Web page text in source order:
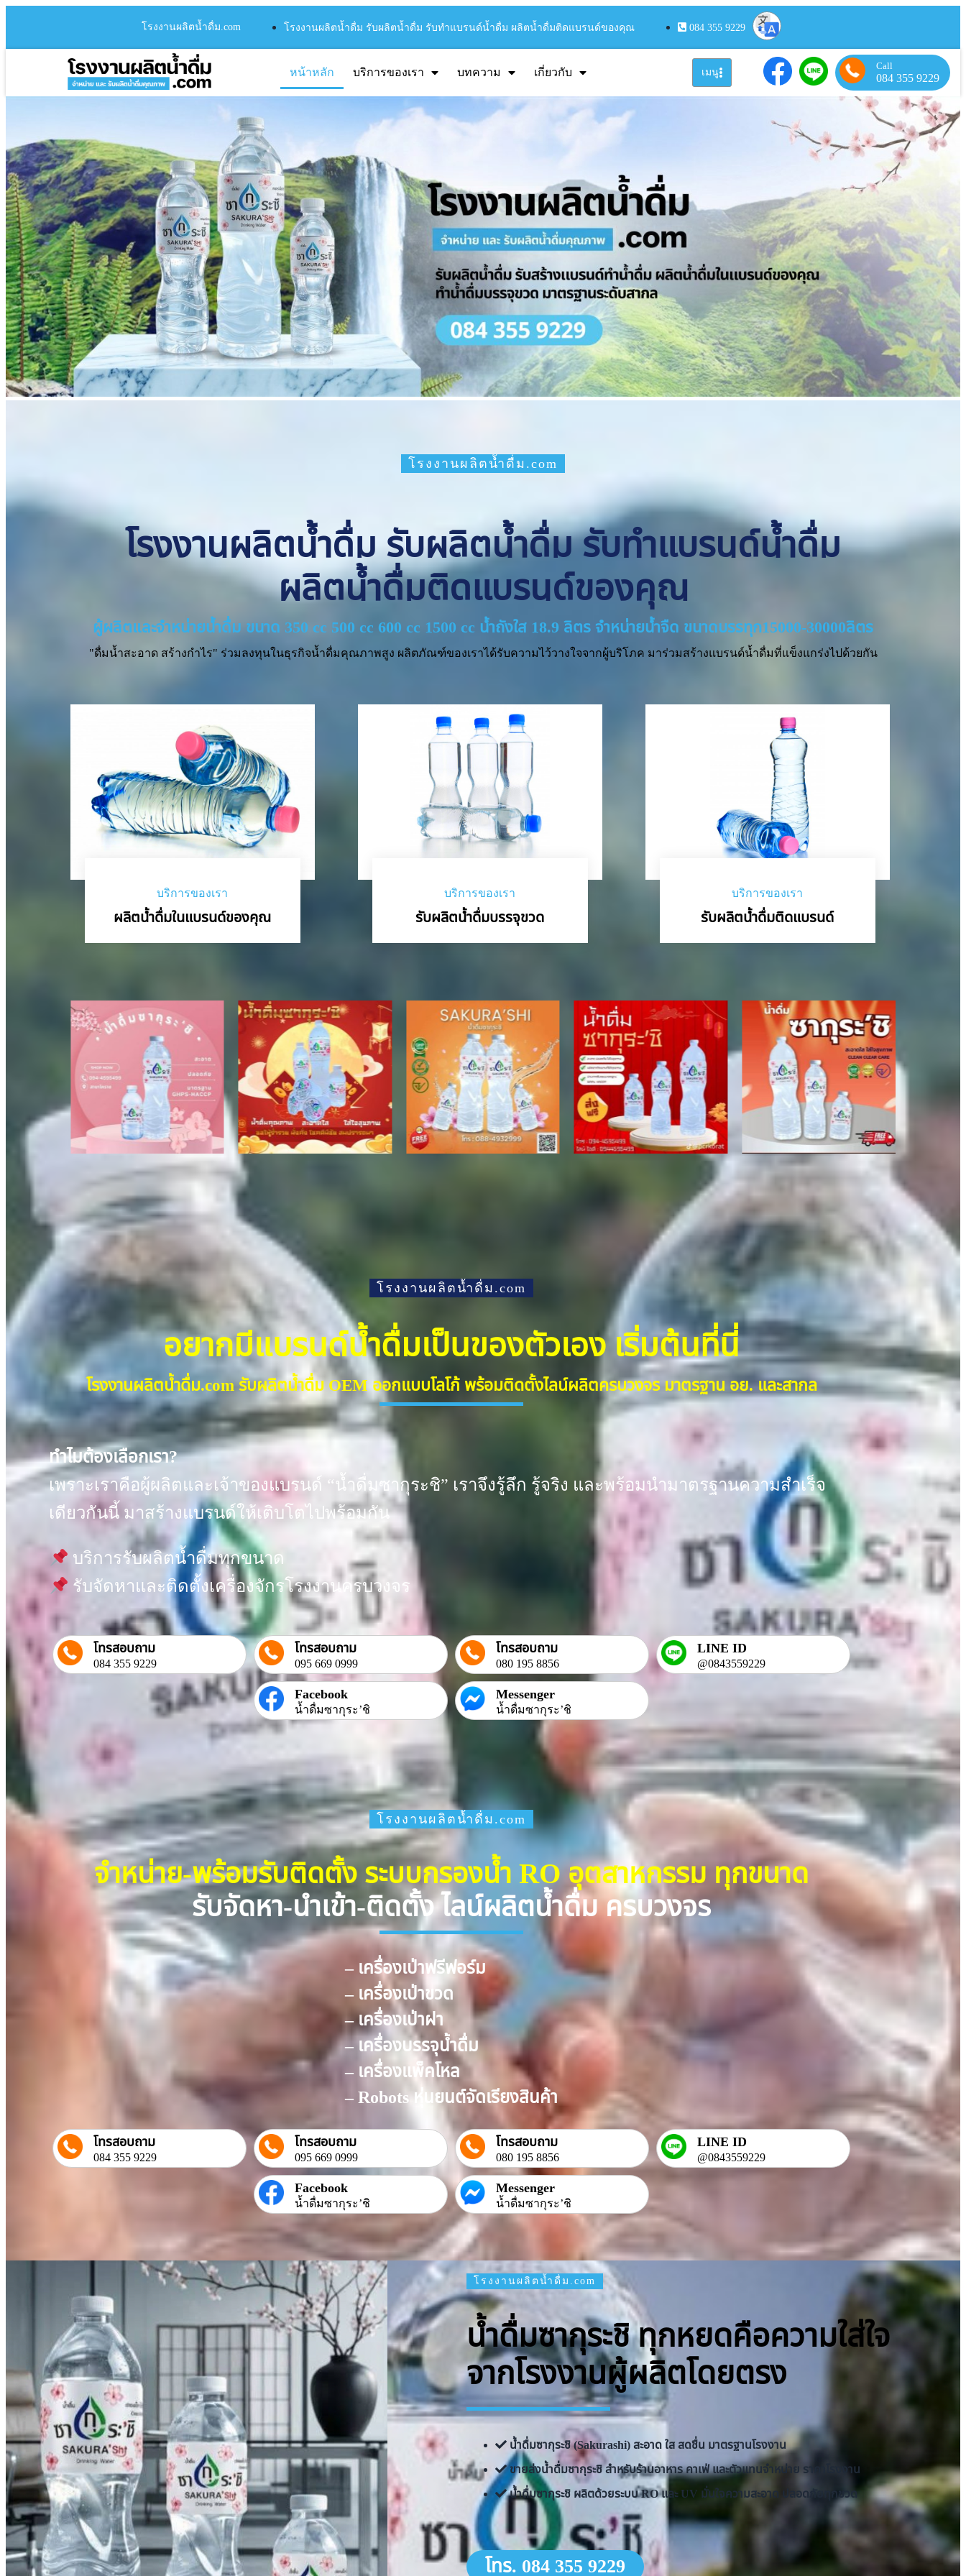
โรงงานผลิตน้ำดื่ม.com โรงงานผลิตน้ำดื่ม รับผลิตน้ำดื่ม รับทำแบรนด์น้ำดื่ม ผลิตน้ำดื่มติดแบรนด์ของคุณ 084 355 9229
หน้าหลัก บริการของเรา บทความ เกี่ยวกับ เมนู
Call
084 355 9229
โรงงานผลิตน้ำดื่ม.com
โรงงานผลิตน้ำดื่ม รับผลิตน้ำดื่ม รับทำแบรนด์น้ำดื่ม
ผลิตน้ำดื่มติดแบรนด์ของคุณ
ผู้ผลิตและจำหน่ายน้ำดื่ม ขนาด 350 cc 500 cc 600 cc 1500 cc น้ำถังใส 18.9 ลิตร จำหน่ายน้ำจืด ขนาดบรรทุก15000-30000ลิตร
"ดื่มน้ำสะอาด สร้างกำไร" ร่วมลงทุนในธุรกิจน้ำดื่มคุณภาพสูง ผลิตภัณฑ์ของเราได้รับความไว้วางใจจากผู้บริโภค มาร่วมสร้างแบรนด์น้ำดื่มที่แข็งแกร่งไปด้วยกัน
บริการของเรา
ผลิตน้ำดื่มในแบรนด์ของคุณ
บริการของเรา
รับผลิตน้ำดื่มบรรจุขวด
บริการของเรา
รับผลิตน้ำดื่มติดแบรนด์
โรงงานผลิตน้ำดื่ม.com
อยากมีแบรนด์น้ำดื่มเป็นของตัวเอง เริ่มต้นที่นี่
โรงงานผลิตน้ำดื่ม.com รับผลิตน้ำดื่ม OEM ออกแบบโลโก้ พร้อมติดตั้งไลน์ผลิตครบวงจร มาตรฐาน อย. และสากล
ทำไมต้องเลือกเรา?
เพราะเราคือผู้ผลิตและเจ้าของแบรนด์ “น้ำดื่มซากุระชิ” เราจึงรู้ลึก รู้จริง และพร้อมนำมาตรฐานความสำเร็จ
เดียวกันนี้ มาสร้างแบรนด์ให้เติบโตไปพร้อมกัน
บริการรับผลิตน้ำดื่มทุกขนาด
รับจัดหาและติดตั้งเครื่องจักรโรงงานครบวงจร
โทรสอบถาม
084 355 9229
โทรสอบถาม
095 669 0999
โทรสอบถาม
080 195 8856
LINE ID
@0843559229
Facebook
น้ำดื่มซากุระ’ชิ
Messenger
น้ำดื่มซากุระ’ชิ
โรงงานผลิตน้ำดื่ม.com
จำหน่าย-พร้อมรับติดตั้ง ระบบกรองน้ำ RO อุตสาหกรรม ทุกขนาด
รับจัดหา-นำเข้า-ติดตั้ง ไลน์ผลิตน้ำดื่ม ครบวงจร
– เครื่องเป่าฟรีฟอร์ม
– เครื่องเป่าขวด
– เครื่องเป่าฝา
– เครื่องบรรจุน้ำดื่ม
– เครื่องแพ็คโหล
– Robots หุ่นยนต์จัดเรียงสินค้า
โทรสอบถาม
084 355 9229
โทรสอบถาม
095 669 0999
โทรสอบถาม
080 195 8856
LINE ID
@0843559229
Facebook
น้ำดื่มซากุระ’ชิ
Messenger
น้ำดื่มซากุระ’ชิ
โรงงานผลิตน้ำดื่ม.com
น้ำดื่มซากุระชิ ทุกหยดคือความใส่ใจ
จากโรงงานผู้ผลิตโดยตรง
น้ำดื่มซากุระชิ (Sakurashi) สะอาด ใส สดชื่น มาตรฐานโรงงาน
ขายส่งน้ำดื่มซากุระชิ สำหรับร้านอาหาร คาเฟ่ และตัวแทนจำหน่าย ราคาโรงงาน
น้ำดื่มซากุระชิ ผลิตด้วยระบบ RO และ UV มั่นใจความสะอาด ปลอดภัยทุกขวด
โทร. 084 355 9229